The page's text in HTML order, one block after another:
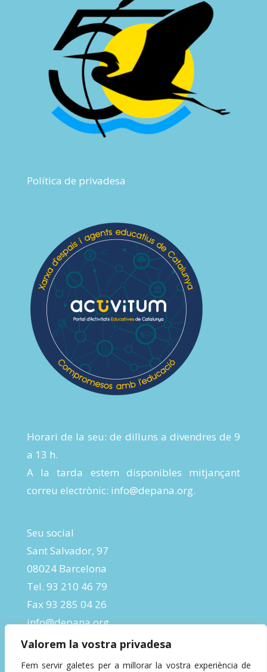
Valorem la vostra privadesa
Fem servir galetes per a millorar la vostra experiència de
Política de privadesa
Horari de la seu: de dilluns a divendres de 9
a 13 h.
A la tarda estem disponibles mitjançant
correu electrònic: info@depana.org.
Seu social
Sant Salvador, 97
08024 Barcelona
Tel. 93 210 46 79
Fax 93 285 04 26
info@depana.org